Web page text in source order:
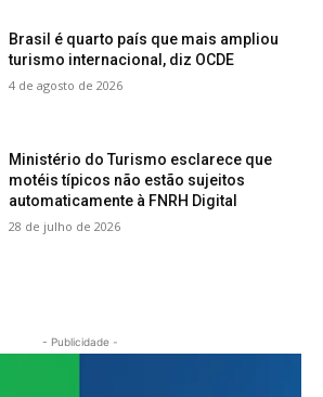
Brasil é quarto país que mais ampliou
turismo internacional, diz OCDE
4 de agosto de 2026
Ministério do Turismo esclarece que
motéis típicos não estão sujeitos
automaticamente à FNRH Digital
28 de julho de 2026
- Publicidade -